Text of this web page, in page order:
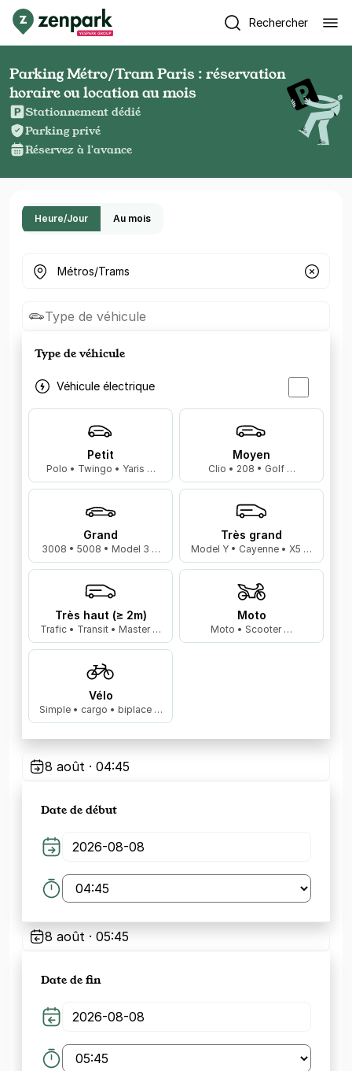
Rechercher
Parking Métro/Tram Paris : réservation
horaire ou location au mois
Stationnement dédié
Parking privé
Réservez à l'avance
Heure/Jour Au mois
Où cherchez-vous un parking ?
Type de véhicule
Type de véhicule
Véhicule électrique
Petit
Polo • Twingo • Yaris …
Moyen
Clio • 208 • Golf …
Grand
3008 • 5008 • Model 3 …
Très grand
Model Y • Cayenne • X5 …
Très haut (≥ 2m)
Trafic • Transit • Master …
Moto
Moto • Scooter …
Vélo
Simple • cargo • biplace …
8 août · 04:45
Date de début
8 août · 05:45
Date de fin